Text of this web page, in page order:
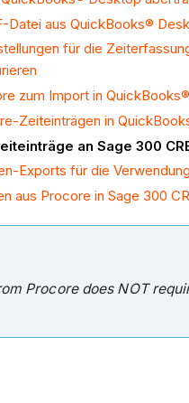
Datei aus QuickBooks®
für die
zum Import in
Zeiteinträgen in
an Sage 300
Exports für die
aus Procore in Sage 300
Procore does NOT